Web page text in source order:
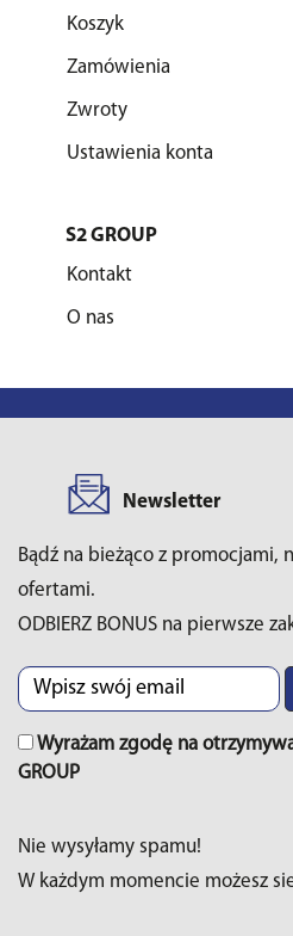
Koszyk
Zamówienia
Zwroty
Ustawienia konta
S2 GROUP
Kontakt
O nas
Newsletter
Bądź na bieżąco z
ofertami.
ODBIERZ BONUS na pierwsze
Wyrażam zgodę na
GROUP
Nie wysyłamy spamu!
W każdym momencie możesz